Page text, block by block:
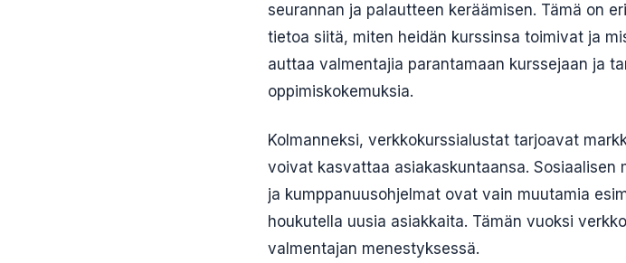
seurannan ja palautteen keräämisen. Tämä on
tietoa siitä, miten heidän kurssinsa toimivat ja
auttaa valmentajia parantamaan kurssejaan ja
oppimiskokemuksia.
Kolmanneksi, verkkokurssialustat tarjoavat
voivat kasvattaa asiakaskuntaansa. Sosiaalisen
ja kumppanuusohjelmat ovat vain muutamia
houkutella uusia asiakkaita. Tämän vuoksi
valmentajan menestyksessä.